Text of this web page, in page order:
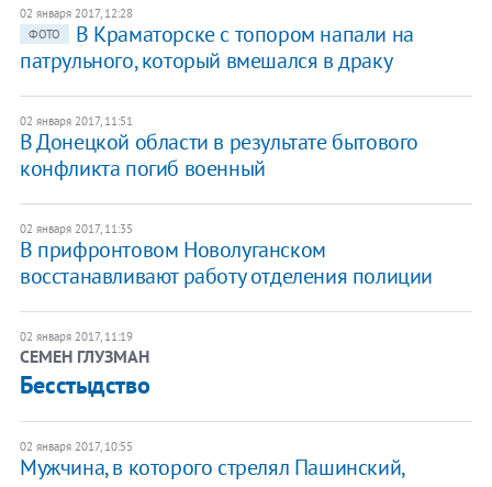
02 января 2017, 12:28
ФОТО
В Краматорске с топором напали на
патрульного, который вмешался в драку
02 января 2017, 11:51
В Донецкой области в результате бытового
конфликта погиб военный
02 января 2017, 11:35
В прифронтовом Новолуганском
восстанавливают работу отделения полиции
02 января 2017, 11:19
СЕМЕН ГЛУЗМАН
Бесстыдство
02 января 2017, 10:55
Мужчина, в которого стрелял Пашинский,